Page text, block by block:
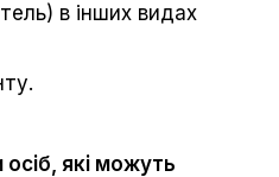
в інших видах
осіб, які можуть